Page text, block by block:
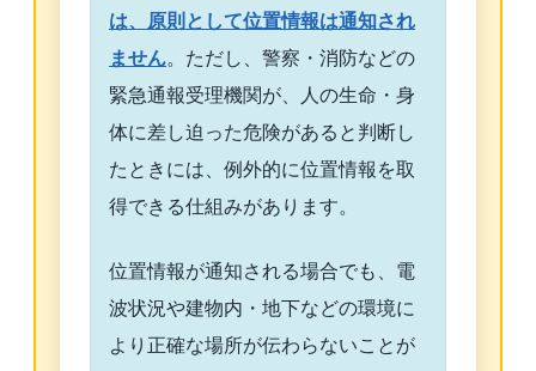
は、原則として位置情報は通知され
ません。ただし、警察・消防などの
緊急通報受理機関が、人の生命・身
体に差し迫った危険があると判断し
たときには、例外的に位置情報を取
得できる仕組みがあります。
位置情報が通知される場合でも、電
波状況や建物内・地下などの環境に
より正確な場所が伝わらないことが